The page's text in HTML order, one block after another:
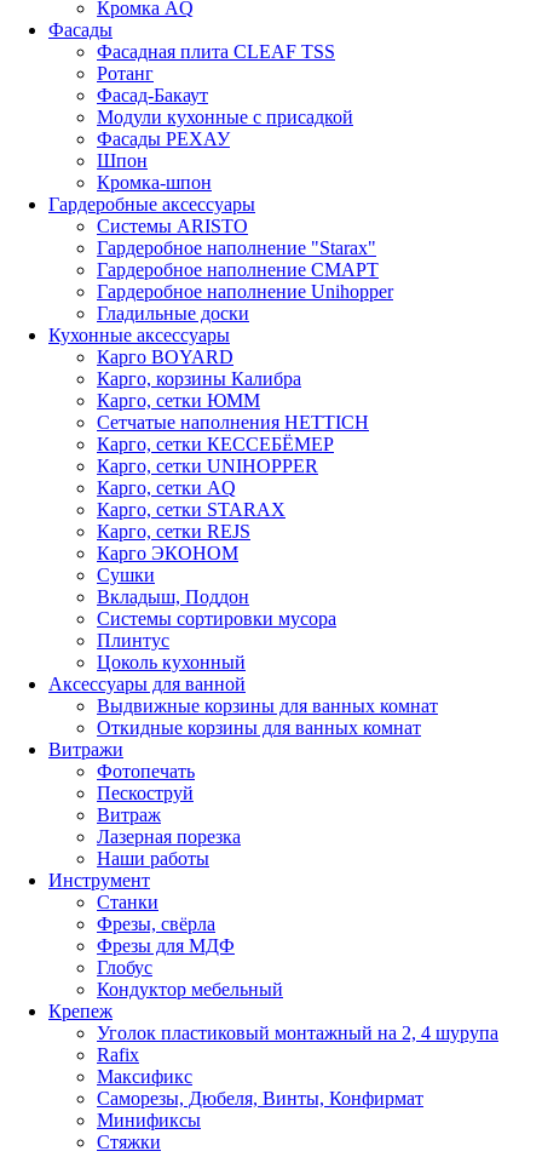
Кромка AQ
Фасады
Фасадная плита CLEAF TSS
Ротанг
Фасад-Бакаут
Модули кухонные с присадкой
Фасады РЕХАУ
Шпон
Кромка-шпон
Гардеробные аксессуары
Системы ARISTO
Гардеробное наполнение "Starax"
Гардеробное наполнение СМАРТ
Гардеробное наполнение Unihopper
Гладильные доски
Кухонные аксессуары
Карго BOYARD
Карго, корзины Калибра
Карго, сетки ЮММ
Сетчатые наполнения HETTICH
Карго, сетки КЕССЕБЁМЕР
Карго, сетки UNIHOPPER
Карго, сетки AQ
Карго, сетки STARAX
Карго, сетки REJS
Карго ЭКОНОМ
Сушки
Вкладыш, Поддон
Системы сортировки мусора
Плинтус
Цоколь кухонный
Аксессуары для ванной
Выдвижные корзины для ванных комнат
Откидные корзины для ванных комнат
Витражи
Фотопечать
Пескоструй
Витраж
Лазерная порезка
Наши работы
Инструмент
Станки
Фрезы, свёрла
Фрезы для МДФ
Глобус
Кондуктор мебельный
Крепеж
Уголок пластиковый монтажный на 2, 4 шурупа
Rafix
Максификс
Саморезы, Дюбеля, Винты, Конфирмат
Минификсы
Стяжки